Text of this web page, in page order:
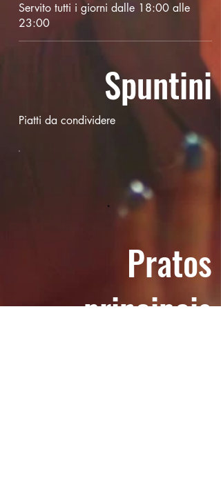
Servito tutti i giorni dalle 18:00 alle
23:00
Spuntini
Piatti da condividere
Pratos
principais